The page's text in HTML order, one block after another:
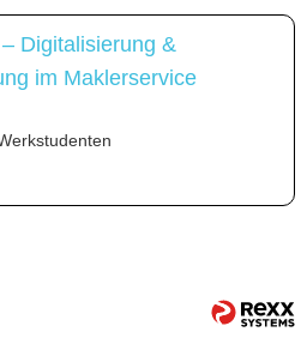
Digitalisierung &
im Maklerservice